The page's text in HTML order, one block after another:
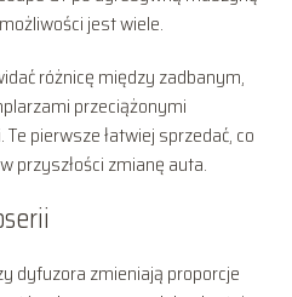
jest wiele.
różnicę między zadbanym,
przeciążonymi
pierwsze łatwiej sprzedać, co
przyszłości zmianę auta.
dyfuzora zmieniają proporcje